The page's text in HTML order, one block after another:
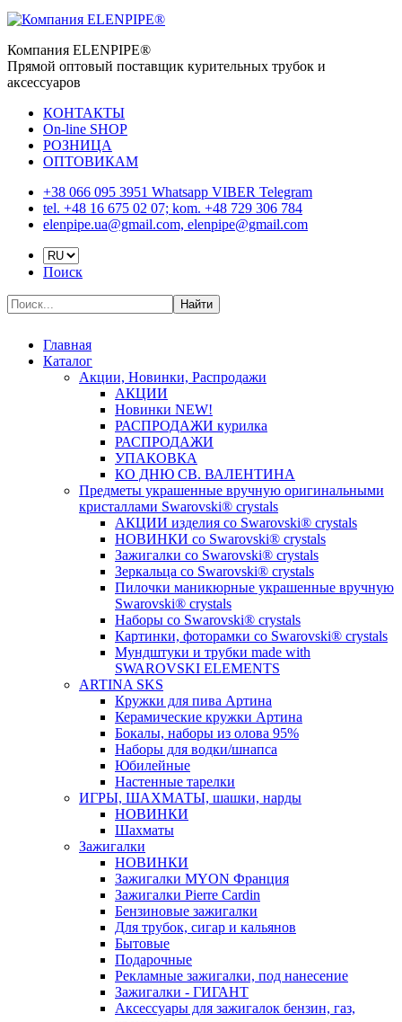
Компания ELENPIPE®
Прямой оптовый поставщик курительных трубок и
аксессуаров
КОНТАКТЫ
On-line SHOP
РОЗНИЦА
ОПТОВИКАМ
+38 066 095 3951 Whatsapp VIBER Telegram
tel. +48 16 675 02 07; kom. +48 729 306 784
elenpipe.ua@gmail.com, elenpipe@gmail.com
Поиск
Найти
Главная
Каталог
Акции, Новинки, Распродажи
АКЦИИ
Новинки NEW!
РАСПРОДАЖИ курилка
РАСПРОДАЖИ
УПАКОВКА
КО ДНЮ СВ. ВАЛЕНТИНА
Предметы украшенные вручную оригинальными
кристаллами Swarovski® crystals
АКЦИИ изделия со Swarovski® crystals
НОВИНКИ со Swarovski® crystals
Зажигалки со Swarovski® crystals
Зеркальца со Swarovski® crystals
Пилочки маникюрные украшенные вручную
Swarovski® crystals
Наборы со Swarovski® crystals
Картинки, фоторамки со Swarovski® crystals
Мундштуки и трубки made with
SWAROVSKI ELEMENTS
ARTINA SKS
Кружки для пива Артина
Керамические кружки Артина
Бокалы, наборы из олова 95%
Наборы для водки/шнапса
Юбилейные
Настенные тарелки
ИГРЫ, ШАХМАТЫ, шашки, нарды
НОВИНКИ
Шахматы
Зажигалки
НОВИНКИ
Зажигалки MYON Франция
Зажигалки Pierre Cardin
Бензиновые зажигалки
Для трубок, сигар и кальянов
Бытовые
Подарочные
Рекламные зажигалки, под нанесение
Зажигалки - ГИГАНТ
Аксессуары для зажигалок бензин, газ,